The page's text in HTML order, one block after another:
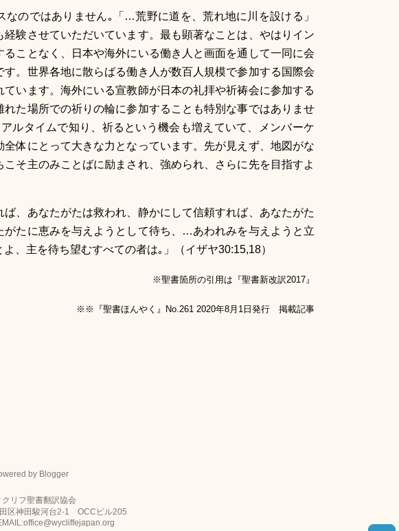
のではありません｡「…荒野に道を、荒れ地に川を設ける」
経験させていただいています。最も顕著なことは、やはりイン
ることなく、日本や海外にいる働き人と画面を通して一同に会
。世界各地に散らばる働き人が数百人規模で参加する国際会
います。海外にいる宣教師が日本の礼拝や祈祷会に参加する
れた場所での祈りの輪に参加することも特別な事ではありませ
ルタイムで知り、祈るという機会も増えていて、メンバーケ
全体にとって大きな力となっています。先が見えず、地図がな
そ主のみことばに励まされ、強められ、さらに先を目指すよ
ば、あなたがたは救われ、静かにして信頼すれば、あなたがた
たに恵みを与えようとして待ち、…あわれみを与えようと立
、主を待ち望むすべての者は｡」（イザヤ30:15,18）
※聖書箇所の引用は『聖書新改訳2017』
※※『聖書ほんやく』No.261 2020年8月1日発行 掲載記事
by Blogger
リフ聖書翻訳協会
区神田駿河台2-1 OCCビル205